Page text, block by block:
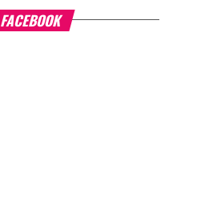
FACEBOOK